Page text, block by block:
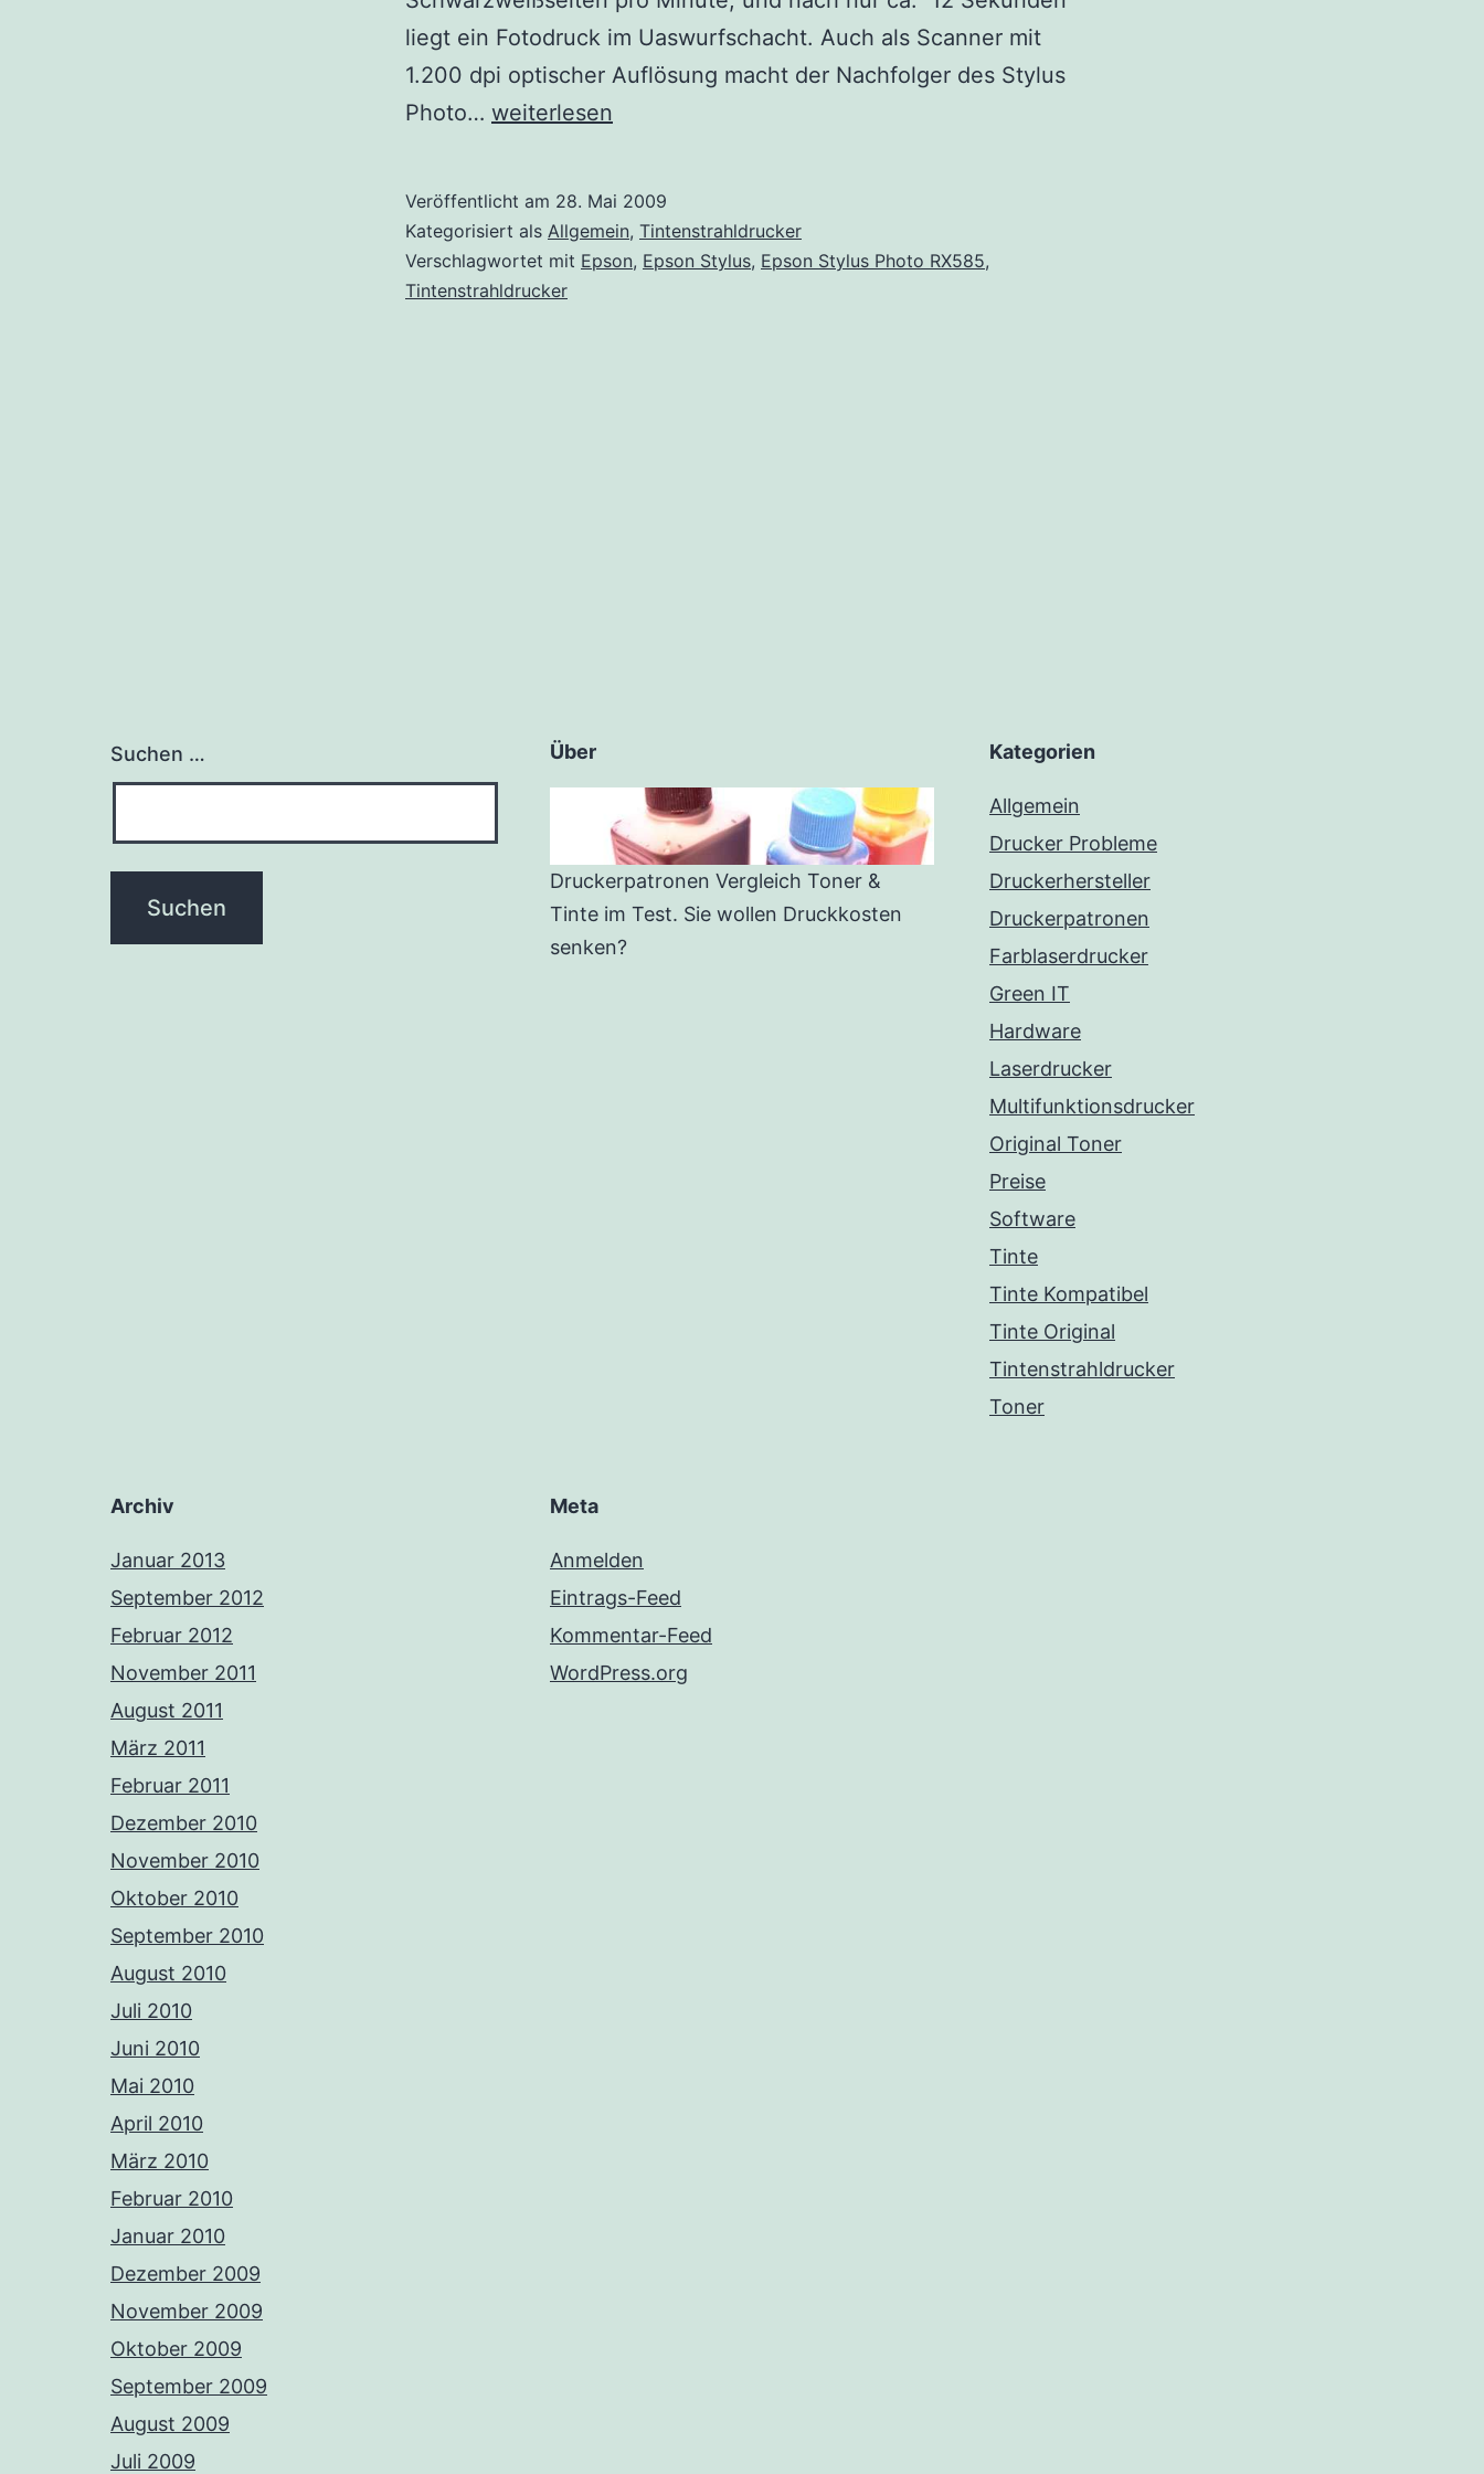
liegt ein Fotodruck im Uaswurfschacht. Auch als Scanner mit
1.200 dpi optischer Auflösung macht der Nachfolger des Stylus
Photo… Druckervorstellung:
Photo
RX585
weiterlesen
Veröffentlicht am 28. Mai 2009
Kategorisiert als Allgemein, Tintenstrahldrucker
Verschlagwortet mit Epson, Epson Stylus, Epson Stylus Photo RX585,
Tintenstrahldrucker
Suchen … Über
Druckerpatronen Vergleich Toner &
Tinte im Test. Sie wollen Druckkosten
senken?
Kategorien
Allgemein
Drucker Probleme
Druckerhersteller
Druckerpatronen
Farblaserdrucker
Green IT
Hardware
Laserdrucker
Multifunktionsdrucker
Original Toner
Preise
Software
Tinte
Tinte Kompatibel
Tinte Original
Tintenstrahldrucker
Toner
Archiv
Januar 2013
September 2012
Februar 2012
November 2011
August 2011
März 2011
Februar 2011
Dezember 2010
November 2010
Oktober 2010
September 2010
August 2010
Juli 2010
Juni 2010
Mai 2010
April 2010
März 2010
Februar 2010
Januar 2010
Dezember 2009
November 2009
Oktober 2009
September 2009
August 2009
Juli 2009
Meta
Anmelden
Eintrags-Feed
Kommentar-Feed
WordPress.org